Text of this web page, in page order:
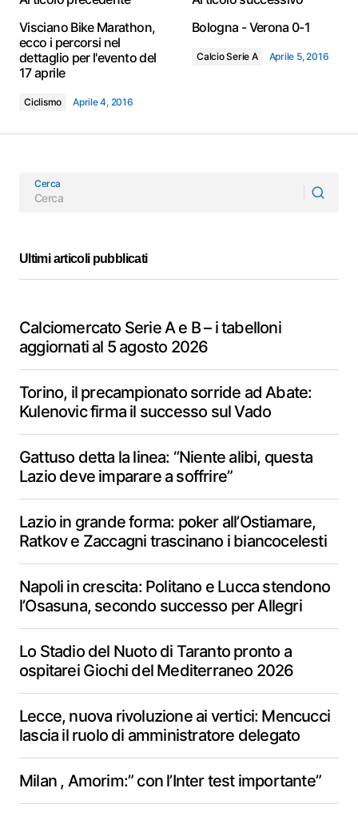
Visciano Bike Marathon,
ecco i percorsi nel
dettaglio per l'evento del
17 aprile
Ciclismo Aprile 4, 2016
Bologna - Verona 0-1
Calcio Serie A Aprile 5, 2016
Cerca
Ultimi articoli pubblicati
Calciomercato Serie A e B – i tabelloni
aggiornati al 5 agosto 2026
Torino, il precampionato sorride ad Abate:
Kulenovic firma il successo sul Vado
Gattuso detta la linea: “Niente alibi, questa
Lazio deve imparare a soffrire”
Lazio in grande forma: poker all’Ostiamare,
Ratkov e Zaccagni trascinano i biancocelesti
Napoli in crescita: Politano e Lucca stendono
l’Osasuna, secondo successo per Allegri
Lo Stadio del Nuoto di Taranto pronto a
ospitarei Giochi del Mediterraneo 2026
Lecce, nuova rivoluzione ai vertici: Mencucci
lascia il ruolo di amministratore delegato
Milan , Amorim:” con l’Inter test importante”